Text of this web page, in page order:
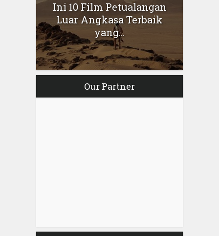
Ini 10 Film Petualangan
Luar Angkasa Terbaik
yang...
Our Partner